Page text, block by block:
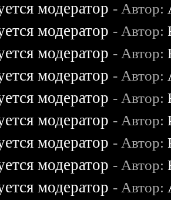
модератор - Автор:
модератор - Автор:
модератор - Автор:
модератор - Автор:
модератор - Автор:
модератор - Автор:
модератор - Автор:
модератор - Автор:
модератор - Автор: